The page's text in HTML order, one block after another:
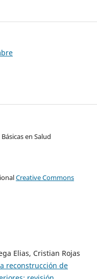
en Salud
Creative Commons
Elias, Cristian Rojas
reconstrucción de